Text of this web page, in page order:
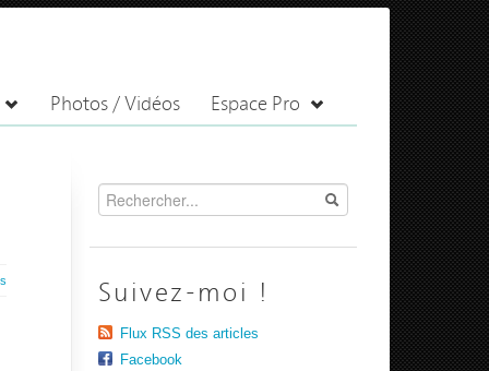
Photos / Vidéos Espace Pro
Suivez-moi !
Flux RSS des articles
Facebook